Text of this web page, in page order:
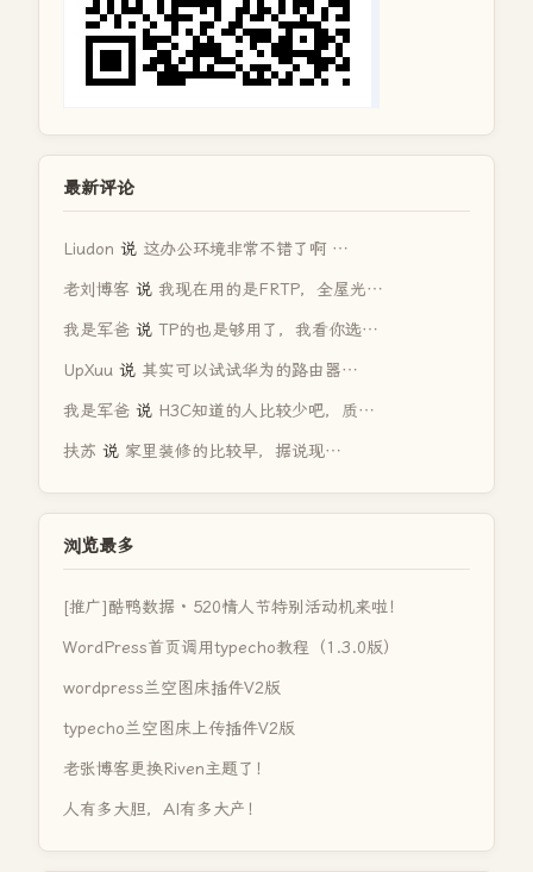
最新评论
Liudon 说 这办公环境非常不错了啊 …
老刘博客 说 我现在用的是FRTP，全屋光…
我是军爸 说 TP的也是够用了，我看你选…
UpXuu 说 其实可以试试华为的路由器…
我是军爸 说 H3C知道的人比较少吧，质…
扶苏 说 家里装修的比较早，据说现…
浏览最多
[推广]酷鸭数据 · 520情人节特别活动机来啦！
WordPress首页调用typecho教程（1.3.0版）
wordpress兰空图床插件V2版
typecho兰空图床上传插件V2版
老张博客更换Riven主题了！
人有多大胆，AI有多大产！